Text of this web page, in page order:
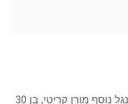
רגע לפני אלבום הבכורה, מורן קריטי בסינגל נוסף מורן קריטי, בן 30